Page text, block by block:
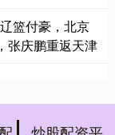
篮付豪，北京
张庆鹏重返天津